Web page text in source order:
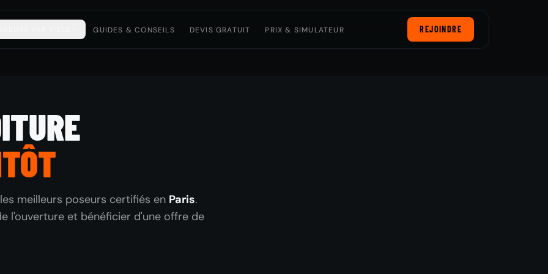
GUIDES & CONSEILS DEVIS GRATUIT PRIX & SIMULATEUR REJOINDRE
meilleurs poseurs certifiés en Paris.
l'ouverture et bénéficier d'une offre de